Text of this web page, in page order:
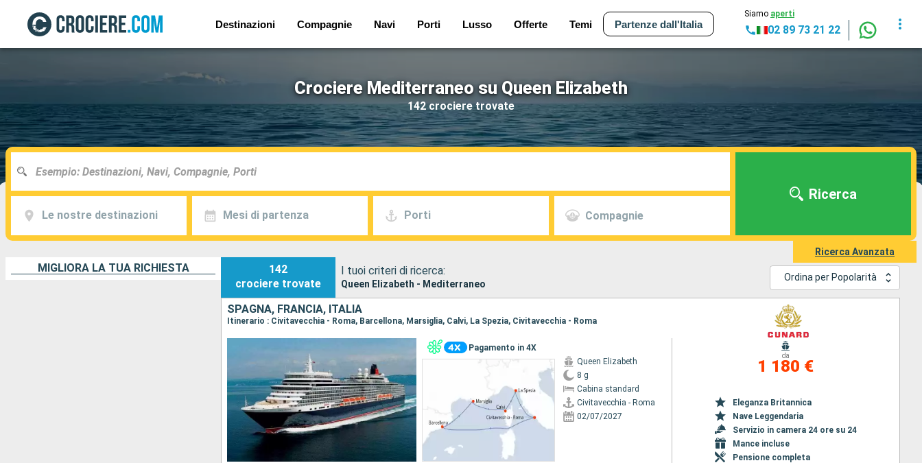
Destinazioni Compagnie Navi Porti Lusso Offerte Temi Partenze dall'Italia
Siamo aperti
02 89 73 21 22
Crociere Mediterraneo su Queen Elizabeth
142 crociere trovate
Le nostre destinazioni Mesi di partenza Porti Compagnie
Ricerca
Ricerca Avanzata
MIGLIORA LA TUA RICHIESTA
142
crociere trovate
I tuoi criteri di ricerca:
Queen Elizabeth - Mediterraneo
Ordina per Popolarità
SPAGNA, FRANCIA, ITALIA
Itinerario : Civitavecchia - Roma, Barcellona, Marsiglia, Calvi, La Spezia, Civitavecchia - Roma
Pagamento in 4X
Queen Elizabeth
8 g
Cabina standard
Civitavecchia - Roma
02/07/2027
da
1 180 €
Eleganza Britannica
Nave Leggendaria
Servizio in camera 24 ore su 24
Mance incluse
Pensione completa